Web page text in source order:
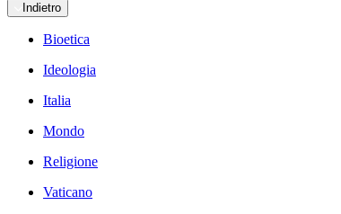
Indietro
Bioetica
Ideologia
Italia
Mondo
Religione
Vaticano